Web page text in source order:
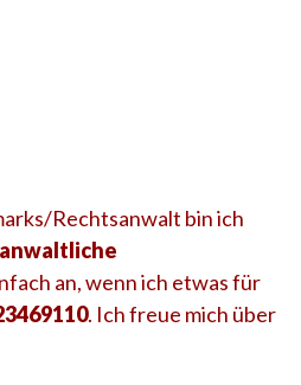
Rechtsanwalt bin ich
an, wenn ich etwas für
. Ich freue mich über